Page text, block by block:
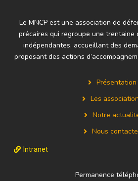
Le MNCP est une association de
précaires qui regroupe une trentaine
indépendantes, accueillant des
proposant des actions
Présentation
Les
Notre
Nous
Intranet
Permanence